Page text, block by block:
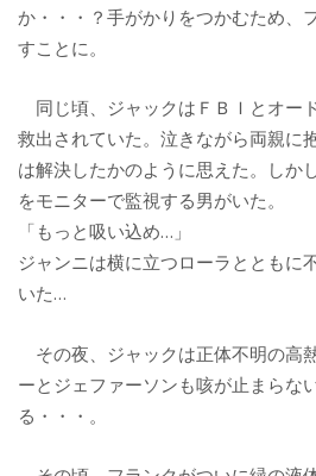
か・・・？手がかりをつかむため、
すことに。
同じ頃、ジャックはＦＢＩとオー
救出されていた。泣きながら両親に
は解決したかのように思えた。しか
をモニターで監視する男がいた。
「もっと吸い込め…」
ジャンニは横に立つローラとともに
いた…
その夜、ジャックは正体不明の高
ーとジェファーソンも咳が止まらな
る・・・。